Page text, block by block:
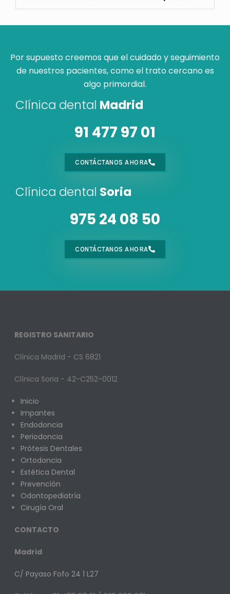
Por supuesto creemos que el cuidado y seguimiento
de nuestros pacientes, como el trato cercano es
algo primordial.
Clínica dental Madrid
91 477 97 01
CONTÁCTANOS AHORA
Clínica dental Soria
975 24 08 50
CONTÁCTANOS AHORA
REGISTRO SANITARIO
Clínica Madrid - CS 6821
Clínica Soria - 42-C252-0012
Inicio
Impantes
Endodoncia
Periodoncia
Prótesis Dentales
Ortodoncia
Estética Dental
Prevención
Odontopediatría
Cirugía Oral
CONTACTO
Madrid
C/ Payaso Fofo 24 1 L27